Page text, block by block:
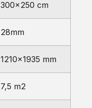
300×250 cm
28mm
1210×1935 mm
7,5 m2